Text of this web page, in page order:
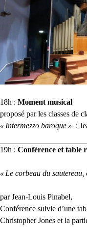
18h : Moment musical
proposé par les classes de
« Intermezzo baroque » :
19h : Conférence et table
« Le corbeau du
par Jean-Louis Pinabel,
Conférence suivie d’une
Christopher Jones et la